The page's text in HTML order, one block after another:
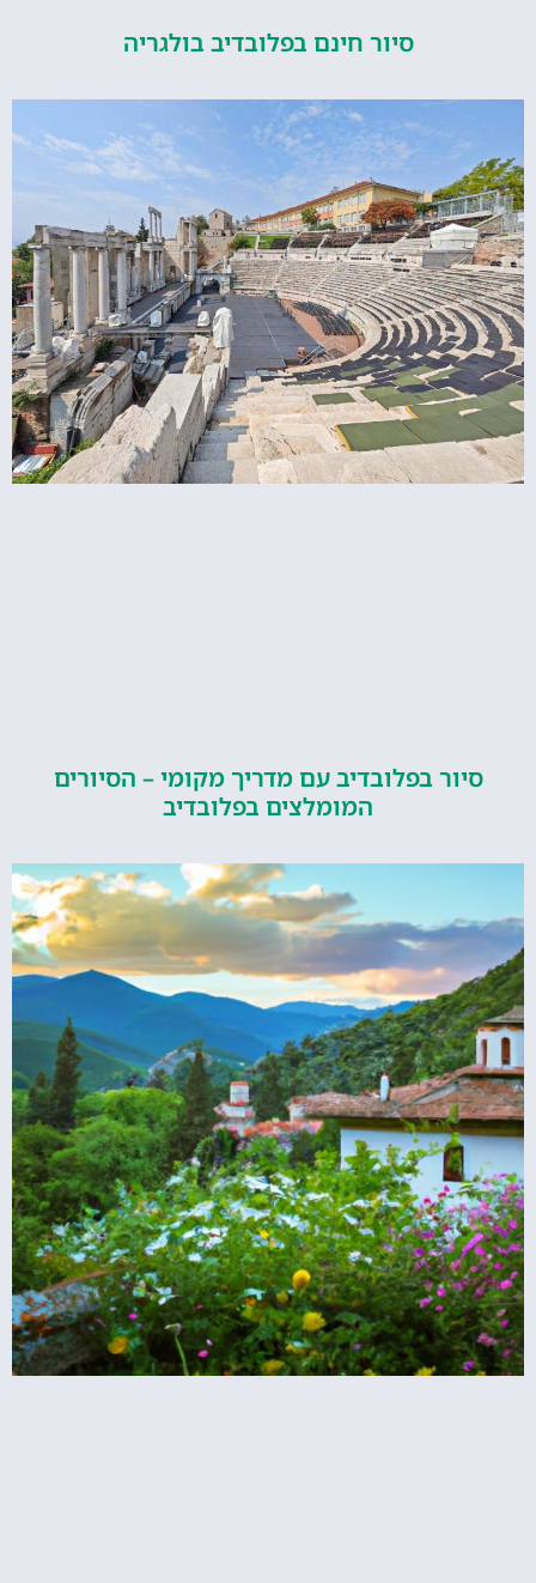
סיור חינם בפלובדיב בולגריה
בפלובדיב עם מדריך מקומי – הסיורים
המומלצים בפלובדיב